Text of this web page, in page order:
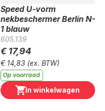
Speed U-vorm
nekbeschermer Berlin N-
1 blauw
605.139
€ 17,94
€ 14,83 (ex. BTW)
Op voorraad
In winkelwagen